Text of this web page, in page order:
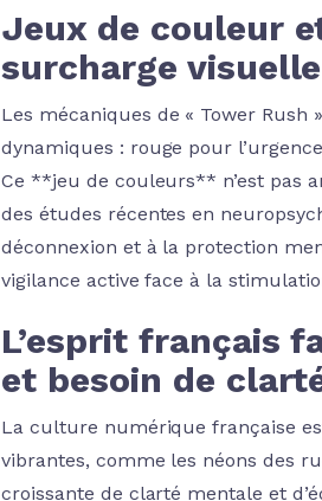
Jeux de couleur
surcharge visuelle
Les mécaniques de « Tower
dynamiques : rouge pour
Ce **jeu de couleurs** n’est pas
des études récentes en
déconnexion et à la protection
vigilance active face à la
L’esprit français
et besoin de
La culture numérique française
vibrantes, comme les néons des
croissante de clarté mentale et